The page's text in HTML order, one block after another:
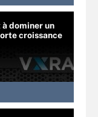
dominer un
croissance